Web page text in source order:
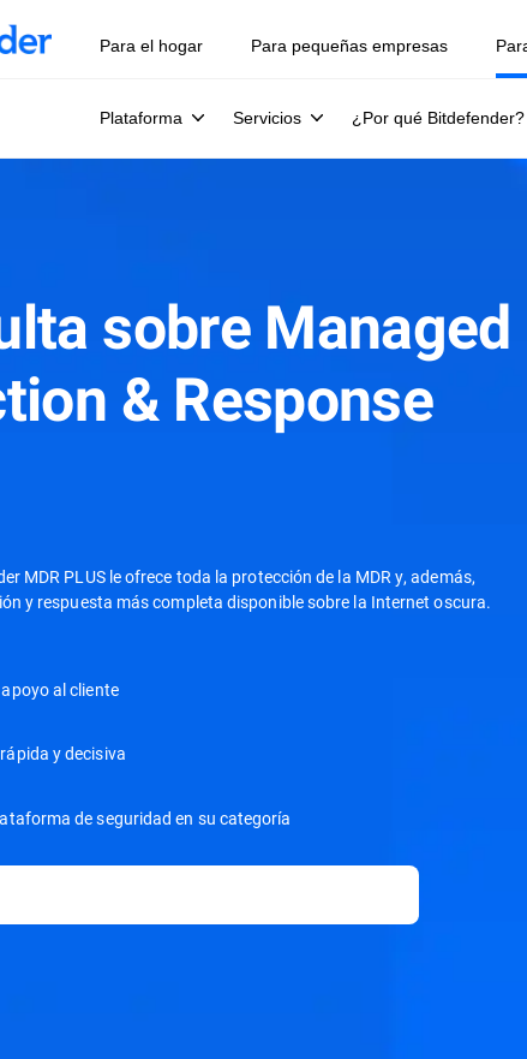
Para el hogar Para pequeñas empresas
Plataforma Servicios ¿Por qué Bitdefender?
sobre Managed
& Response
MDR PLUS le ofrece toda la protección de la MDR y, además,
y respuesta más completa disponible sobre la Internet oscura.
al cliente
y decisiva
de seguridad en su categoría